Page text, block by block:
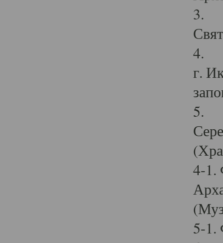
3.
4.
г.
5.
4-1.
5-1.